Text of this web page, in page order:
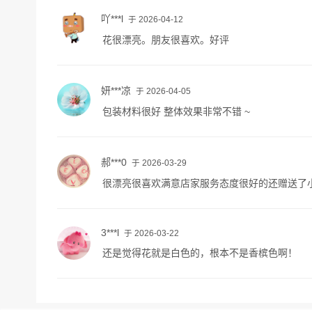
吖***l 于 2026-04-12
花很漂亮。朋友很喜欢。好评
妍***凉 于 2026-04-05
包装材料很好 整体效果非常不错 ~
郝***0 于 2026-03-29
很漂亮很喜欢满意店家服务态度很好的还赠送了
3***l 于 2026-03-22
还是觉得花就是白色的，根本不是香槟色啊！